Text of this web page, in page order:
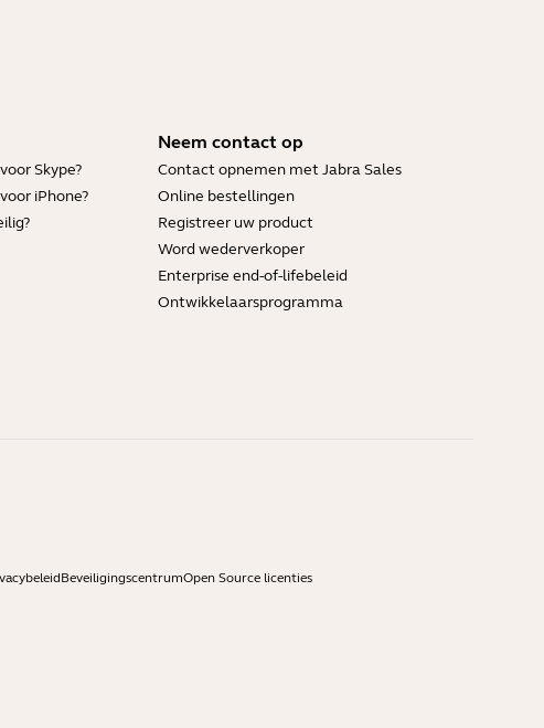
Skype?
iPhone?
Neem contact op
Contact opnemen met Jabra Sales
Online bestellingen
Registreer uw product
Word wederverkoper
Enterprise end-of-lifebeleid
Ontwikkelaarsprogramma
BeveiligingscentrumOpen Source licenties